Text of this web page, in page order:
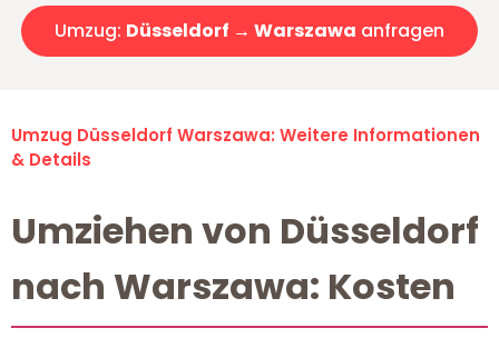
Umzug: Düsseldorf → Warszawa anfragen
Umzug Düsseldorf Warszawa: Weitere Informationen
& Details
Umziehen von Düsseldorf
nach Warszawa: Kosten